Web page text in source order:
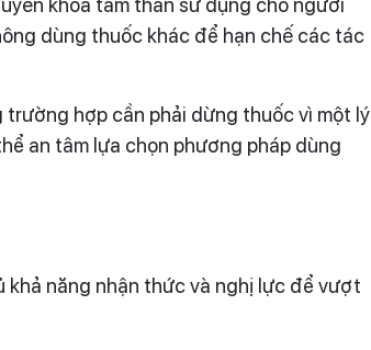
dùng thuốc khác để hạn chế các tác
trường hợp cần phải dừng thuốc vì một lý
an tâm lựa chọn phương pháp dùng
khả năng nhận thức và nghị lực để vượt